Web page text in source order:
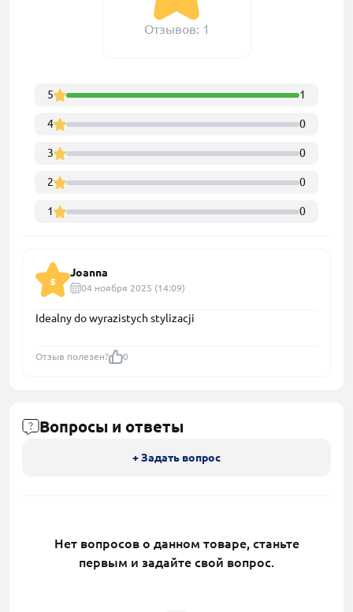
Отзывов: 1
5 1
4 0
3 0
2 0
1 0
5
Joanna
04 ноября 2025 (14:09)
Idealny do wyrazistych stylizacji
Отзыв полезен? 0
Вопросы и ответы
+ Задать вопрос
Нет вопросов о данном товаре, станьте
первым и задайте свой вопрос.